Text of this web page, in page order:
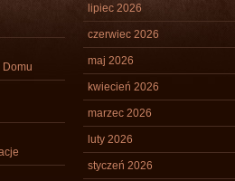
Domu
lipiec 2026
czerwiec 2026
maj 2026
kwiecień 2026
marzec 2026
luty 2026
styczeń 2026